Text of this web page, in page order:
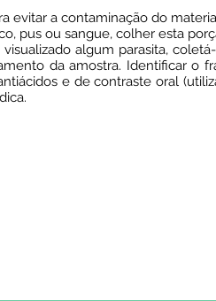
evitar a contaminação do
pus ou sangue, colher esta
algum parasita,
da amostra. Identificar o
e de contraste oral